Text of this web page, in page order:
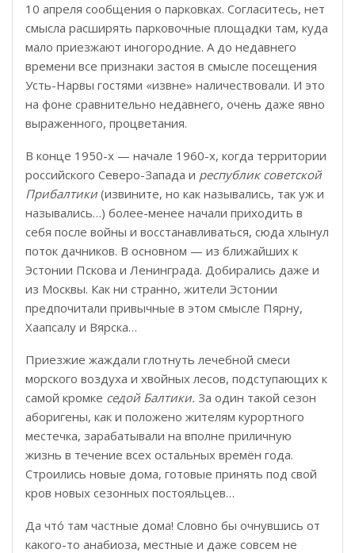
10 апреля сообщения о парковках. Согласитесь, нет
смысла расширять парковочные площадки там, куда
мало приезжают иногородние. А до недавнего
времени все признаки застоя в смысле посещения
Усть-Нарвы гостями «извне» наличествовали. И это
на фоне сравнительно недавнего, очень даже явно
выраженного, процветания.
В конце 1950-х — начале 1960-х, когда территории
российского Северо-Запада и республик советской
Прибалтики (извините, но как назывались, так уж и
назывались…) более-менее начали приходить в
себя после войны и восстанавливаться, сюда хлынул
поток дачников. В основном — из ближайших к
Эстонии Пскова и Ленинграда. Добирались даже и
из Москвы. Как ни странно, жители Эстонии
предпочитали привычные в этом смысле Пярну,
Хаапсалу и Вярска…
Приезжие жаждали глотнуть лечебной смеси
морского воздуха и хвойных лесов, подступающих к
самой кромке седой Балтики. За один такой сезон
аборигены, как и положено жителям курортного
местечка, зарабатывали на вполне приличную
жизнь в течение всех остальных времён года.
Строились новые дома, готовые принять под свой
кров новых сезонных постояльцев…
Да чтó там частные дома! Словно бы очнувшись от
какого-то анабиоза, местные и даже совсем не